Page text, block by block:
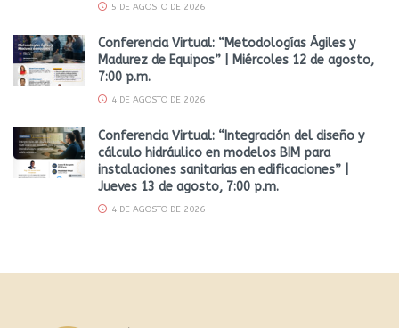
5 DE AGOSTO DE 2026
Conferencia Virtual: “Metodologías Ágiles y
Madurez de Equipos” | Miércoles 12 de agosto,
7:00 p.m.
4 DE AGOSTO DE 2026
Conferencia Virtual: “Integración del diseño y
cálculo hidráulico en modelos BIM para
instalaciones sanitarias en edificaciones” |
Jueves 13 de agosto, 7:00 p.m.
4 DE AGOSTO DE 2026